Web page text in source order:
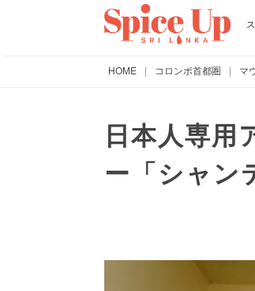
HOME | コロンボ首都圏 | マ
日本人専用
ー「シャン